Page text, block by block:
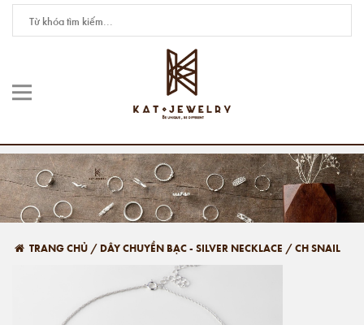
TRANG CHỦ / DÂY CHUYỀN BẠC - SILVER NECKLACE /CH SNAIL